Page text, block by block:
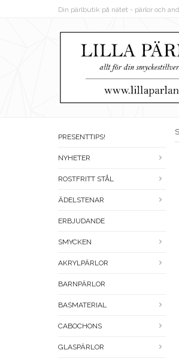
Din pärlbutik på nätet - pärlor och
PRESENTTIPS!
NYHETER
ROSTFRITT STÅL
ÄDELSTENAR
ERBJUDANDE
SMYCKEN
AKRYLPÄRLOR
BARNPÄRLOR
BASMATERIAL
CABOCHONS
GLASPÄRLOR